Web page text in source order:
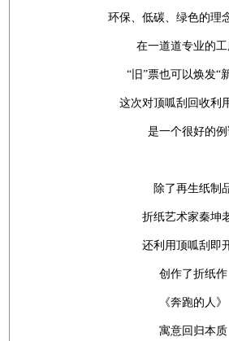
环保、低碳、绿色的理
在一道道专业的
“旧”票也可以焕发“
这次对顶呱刮回收利
是一个很好的例
除了再生纸制
折纸艺术家秦坤
还利用顶呱刮即
创作了折纸作
《奔跑的人》
寓意回归本质